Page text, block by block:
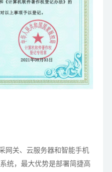
网关、云服务器和智能手机
统，最大优势是部署简捷高